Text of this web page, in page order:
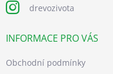
drevozivota
INFORMACE PRO VÁS
Obchodní podmínky